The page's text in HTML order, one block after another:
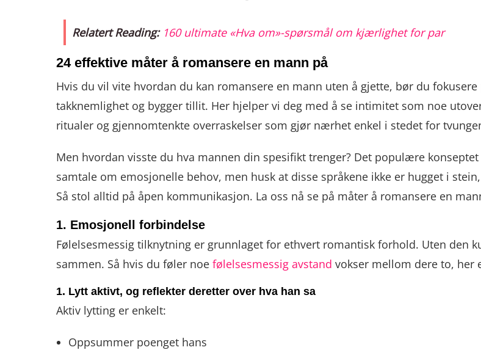
Relatert Reading: 160 ultimate «Hva om»-spørsmål om kjærlighet for par
24 effektive måter å romansere en mann på
Hvis du vil vite hvordan du kan romansere en mann uten å gjette, bør du
takknemlighet og bygger tillit. Her hjelper vi deg med å se intimitet som noe
ritualer og gjennomtenkte overraskelser som gjør nærhet enkel i stedet for
Men hvordan visste du hva mannen din spesifikt trenger? Det populære
samtale om emosjonelle behov, men husk at disse språkene ikke er hugget i
Så stol alltid på åpen kommunikasjon. La oss nå se på måter å romansere en
1. Emosjonell forbindelse
Følelsesmessig tilknytning er grunnlaget for ethvert romantisk forhold. Uten den
sammen. Så hvis du føler noe følelsesmessig avstand vokser mellom dere to, her
1. Lytt aktivt, og reflekter deretter over hva han sa
Aktiv lytting er enkelt:
Oppsummer poenget hans